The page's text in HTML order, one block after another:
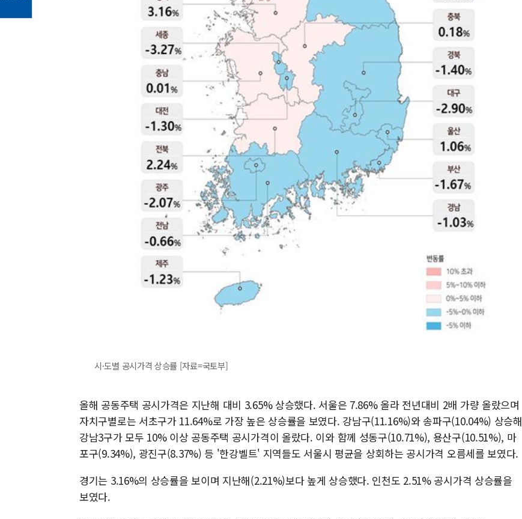
시·도별 공시가격 상승률 [자료=국토부]
올해 공동주택 공시가격은 지난해 대비 3.65% 상승했다. 서울은 7.86% 올라 전년대비 2배 가량 올랐으며
자치구별로는 서초구가 11.64%로 가장 높은 상승률을 보였다. 강남구(11.16%)와 송파구(10.04%) 상승해
강남3구가 모두 10% 이상 공동주택 공시가격이 올랐다. 이와 함께 성동구(10.71%), 용산구(10.51%), 마
포구(9.34%), 광진구(8.37%) 등 '한강벨트' 지역들도 서울시 평균을 상회하는 공시가격 오름세를 보였다.
경기는 3.16%의 상승률을 보이며 지난해(2.21%)보다 높게 상승했다. 인천도 2.51% 공시가격 상승률을
보였다.